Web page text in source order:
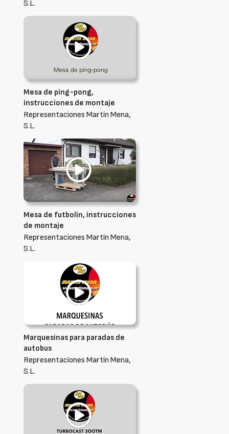
S.L.
Mesa de ping-pong,
instrucciones de montaje
Representaciones Martín Mena,
S.L.
Mesa de futbolín, instrucciones
de montaje
Representaciones Martín Mena,
S.L.
Marquesinas para paradas de
autobus
Representaciones Martín Mena,
S.L.